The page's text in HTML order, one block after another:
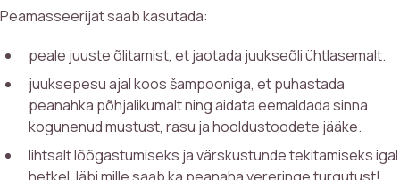
Peamasseerijat saab kasutada:
peale juuste õlitamist, et jaotada juukseõli ühtlasemalt.
juuksepesu ajal koos šampooniga, et puhastada
peanahka põhjalikumalt ning aidata eemaldada sinna
kogunenud mustust, rasu ja hooldustoodete jääke.
lihtsalt lõõgastumiseks ja värskustunde tekitamiseks igal